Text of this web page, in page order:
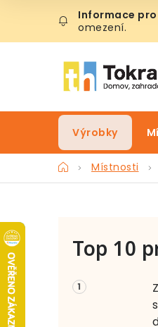
obsah
omezení.
Výrobky
DomůMístnosti
P
o
s
t
Top 10